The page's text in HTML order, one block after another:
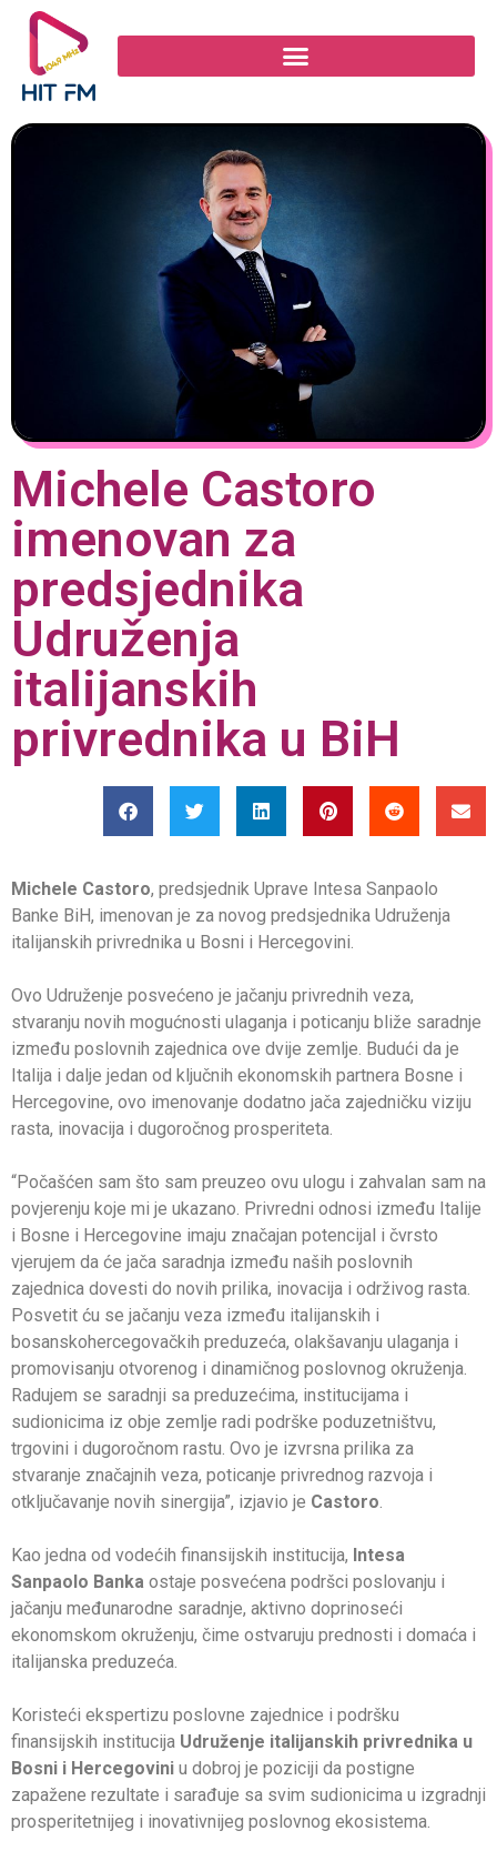
Michele Castoro
imenovan za
predsjednika
Udruženja
italijanskih
privrednika u BiH
Michele Castoro, predsjednik Uprave Intesa Sanpaolo
Banke BiH, imenovan je za novog predsjednika Udruženja
italijanskih privrednika u Bosni i Hercegovini.
Ovo Udruženje posvećeno je jačanju privrednih veza,
stvaranju novih mogućnosti ulaganja i poticanju bliže saradnje
između poslovnih zajednica ove dvije zemlje. Budući da je
Italija i dalje jedan od ključnih ekonomskih partnera Bosne i
Hercegovine, ovo imenovanje dodatno jača zajedničku viziju
rasta, inovacija i dugoročnog prosperiteta.
“Počašćen sam što sam preuzeo ovu ulogu i zahvalan sam na
povjerenju koje mi je ukazano. Privredni odnosi između Italije
i Bosne i Hercegovine imaju značajan potencijal i čvrsto
vjerujem da će jača saradnja između naših poslovnih
zajednica dovesti do novih prilika, inovacija i održivog rasta.
Posvetit ću se jačanju veza između italijanskih i
bosanskohercegovačkih preduzeća, olakšavanju ulaganja i
promovisanju otvorenog i dinamičnog poslovnog okruženja.
Radujem se saradnji sa preduzećima, institucijama i
sudionicima iz obje zemlje radi podrške poduzetništvu,
trgovini i dugoročnom rastu. Ovo je izvrsna prilika za
stvaranje značajnih veza, poticanje privrednog razvoja i
otključavanje novih sinergija”, izjavio je Castoro.
Kao jedna od vodećih finansijskih institucija, Intesa
Sanpaolo Banka ostaje posvećena podršci poslovanju i
jačanju međunarodne saradnje, aktivno doprinoseći
ekonomskom okruženju, čime ostvaruju prednosti i domaća i
italijanska preduzeća.
Koristeći ekspertizu poslovne zajednice i podršku
finansijskih institucija Udruženje italijanskih privrednika u
Bosni i Hercegovini u dobroj je poziciji da postigne
zapažene rezultate i sarađuje sa svim sudionicima u izgradnji
prosperitetnijeg i inovativnijeg poslovnog ekosistema.